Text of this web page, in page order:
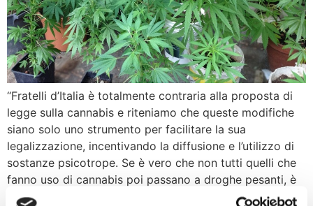
“Fratelli d’Italia è totalmente contraria alla proposta di
legge sulla cannabis e riteniamo che queste modifiche
siano solo uno strumento per facilitare la sua
legalizzazione, incentivando la diffusione e l’utilizzo di
sostanze psicotrope. Se è vero che non tutti quelli che
fanno uso di cannabis poi passano a droghe pesanti, è
invece scientificamente provato che […]